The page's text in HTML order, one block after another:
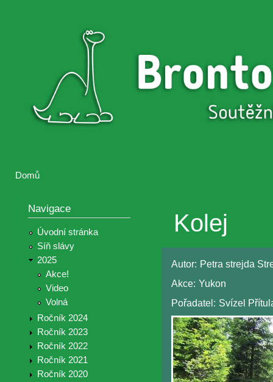
Brontosaurus
Brontosaurus
Domů
Navigace
Úvodní stránka
Síň slávy
2025
Akce!
Video
Volná
Ročník 2024
Ročník 2023
Ročník 2022
Ročník 2021
Ročník 2020
Kolej
Autor: Petra strejda
Akce: Yukon
Pořadatel: Svízel